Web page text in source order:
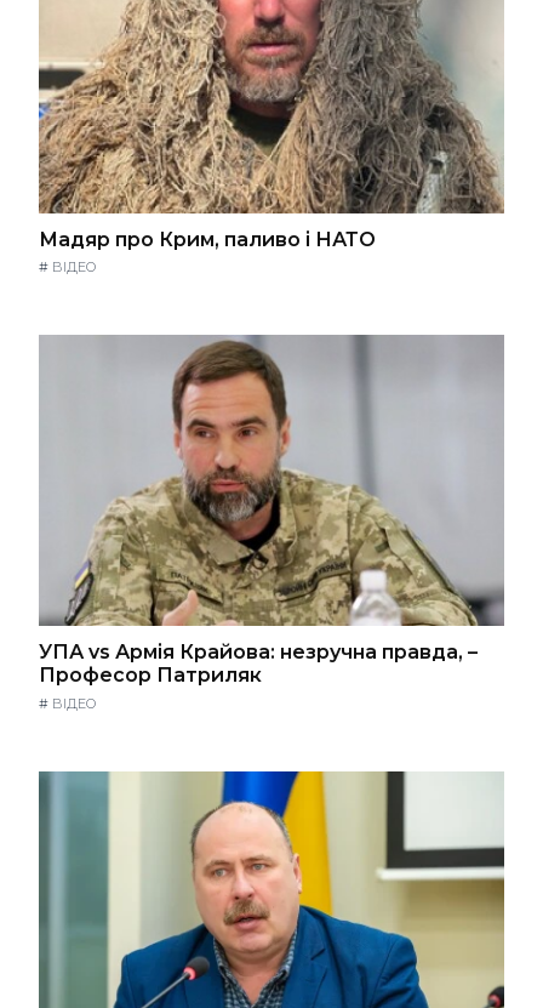
Мадяр про Крим, паливо і НАТО
# ВІДЕО
УПА vs Армія Крайова: незручна правда, –
Професор Патриляк
# ВІДЕО